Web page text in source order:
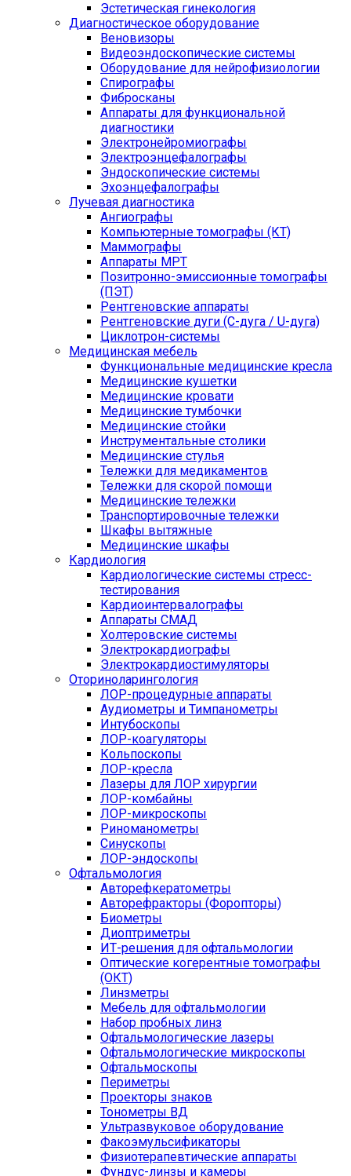
Эстетическая гинекология
Диагностическое оборудование
Веновизоры
Видеоэндоскопические системы
Оборудование для нейрофизиологии
Спирографы
Фибросканы
Аппараты для функциональной
диагностики
Электронейромиографы
Электроэнцефалографы
Эндоскопические системы
Эхоэнцефалографы
Лучевая диагностика
Ангиографы
Компьютерные томографы (КТ)
Маммографы
Аппараты МРТ
Позитронно-эмиссионные томографы
(ПЭТ)
Рентгеновские аппараты
Рентгеновские дуги (С-дуга / U-дуга)
Циклотрон-системы
Медицинская мебель
Функциональные медицинские кресла
Медицинские кушетки
Медицинские кровати
Медицинские тумбочки
Медицинские стойки
Инструментальные столики
Медицинские стулья
Тележки для медикаментов
Тележки для скорой помощи
Медицинские тележки
Транспортировочные тележки
Шкафы вытяжные
Медицинские шкафы
Кардиология
Кардиологические системы стресс-
тестирования
Кардиоинтервалографы
Аппараты СМАД
Холтеровские системы
Электрокардиографы
Электрокардиостимуляторы
Оториноларингология
ЛОР-процедурные аппараты
Аудиометры и Тимпанометры
Интубоскопы
ЛОР-коагуляторы
Кольпоскопы
ЛОР-кресла
Лазеры для ЛОР хирургии
ЛОР-комбайны
ЛОР-микроскопы
Риноманометры
Синускопы
ЛОР-эндоскопы
Офтальмология
Авторефкератометры
Авторефракторы (Форопторы)
Биометры
Диоптриметры
ИТ-решения для офтальмологии
Оптические когерентные томографы
(ОКТ)
Линзметры
Мебель для офтальмологии
Набор пробных линз
Офтальмологические лазеры
Офтальмологические микроскопы
Офтальмоскопы
Периметры
Проекторы знаков
Тонометры ВД
Ультразвуковое оборудование
Факоэмульсификаторы
Физиотерапевтические аппараты
Фундус-линзы и камеры